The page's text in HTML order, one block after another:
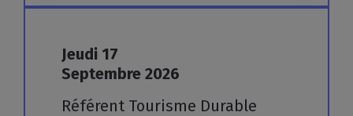
Jeudi 17
Septembre2026
Référent Tourisme Durable